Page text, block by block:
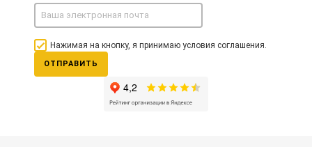
Нажимая на кнопку, я принимаю условия соглашения.
ОТПРАВИТЬ